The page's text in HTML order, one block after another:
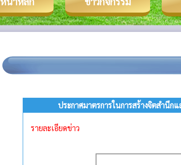
ประกาศมาตรการในการสร้างจิตสำนึ
รายละเอียดข่าว